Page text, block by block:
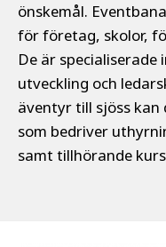
önskemål.
för företag, skolor,
De är
utveckling och
äventyr till sjöss kan
som bedriver
samt tillhörande